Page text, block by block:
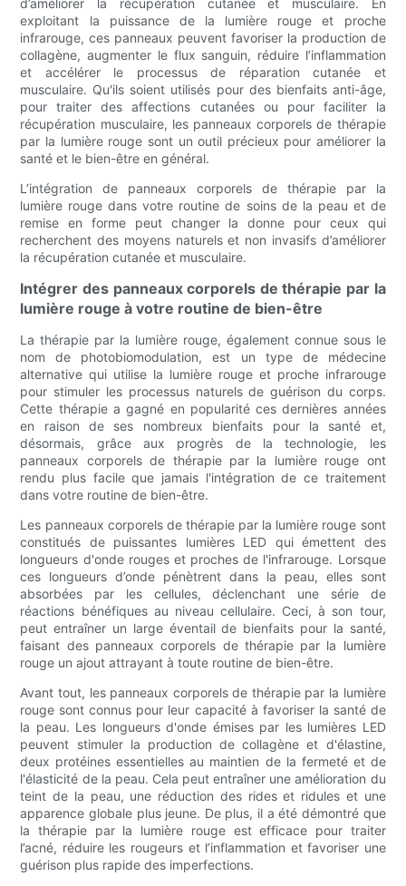
d’améliorer la récupération cutanée et musculaire. En
exploitant la puissance de la lumière rouge et proche
infrarouge, ces panneaux peuvent favoriser la production de
collagène, augmenter le flux sanguin, réduire l’inflammation
et accélérer le processus de réparation cutanée et
musculaire. Qu'ils soient utilisés pour des bienfaits anti-âge,
pour traiter des affections cutanées ou pour faciliter la
récupération musculaire, les panneaux corporels de thérapie
par la lumière rouge sont un outil précieux pour améliorer la
santé et le bien-être en général.
L’intégration de panneaux corporels de thérapie par la
lumière rouge dans votre routine de soins de la peau et de
remise en forme peut changer la donne pour ceux qui
recherchent des moyens naturels et non invasifs d’améliorer
la récupération cutanée et musculaire.
Intégrer des panneaux corporels de thérapie par la
lumière rouge à votre routine de bien-être
La thérapie par la lumière rouge, également connue sous le
nom de photobiomodulation, est un type de médecine
alternative qui utilise la lumière rouge et proche infrarouge
pour stimuler les processus naturels de guérison du corps.
Cette thérapie a gagné en popularité ces dernières années
en raison de ses nombreux bienfaits pour la santé et,
désormais, grâce aux progrès de la technologie, les
panneaux corporels de thérapie par la lumière rouge ont
rendu plus facile que jamais l'intégration de ce traitement
dans votre routine de bien-être.
Les panneaux corporels de thérapie par la lumière rouge sont
constitués de puissantes lumières LED qui émettent des
longueurs d'onde rouges et proches de l'infrarouge. Lorsque
ces longueurs d’onde pénètrent dans la peau, elles sont
absorbées par les cellules, déclenchant une série de
réactions bénéfiques au niveau cellulaire. Ceci, à son tour,
peut entraîner un large éventail de bienfaits pour la santé,
faisant des panneaux corporels de thérapie par la lumière
rouge un ajout attrayant à toute routine de bien-être.
Avant tout, les panneaux corporels de thérapie par la lumière
rouge sont connus pour leur capacité à favoriser la santé de
la peau. Les longueurs d'onde émises par les lumières LED
peuvent stimuler la production de collagène et d'élastine,
deux protéines essentielles au maintien de la fermeté et de
l'élasticité de la peau. Cela peut entraîner une amélioration du
teint de la peau, une réduction des rides et ridules et une
apparence globale plus jeune. De plus, il a été démontré que
la thérapie par la lumière rouge est efficace pour traiter
l’acné, réduire les rougeurs et l’inflammation et favoriser une
guérison plus rapide des imperfections.